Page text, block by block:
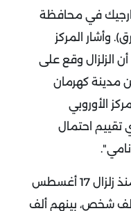
في محافظة
وأشار المركز
الزلزال وقع على
مدينة كهرمان
الأوروبي
تقييم احتمال
وتُعد هذه الهزة الأكبر في تركيا منذ زلزال 17 أغسطس
الذي تسبب في مقتل 17 ألف شخص، بينهم ألف